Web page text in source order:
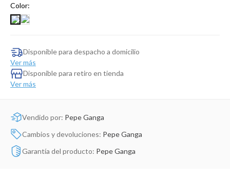
Color:
Disponible para despacho a domicilio
Ver más
Disponible para retiro en tienda
Ver más
Vendido por: Pepe Ganga
Cambios y devoluciones: Pepe Ganga
Garantía del producto: Pepe Ganga